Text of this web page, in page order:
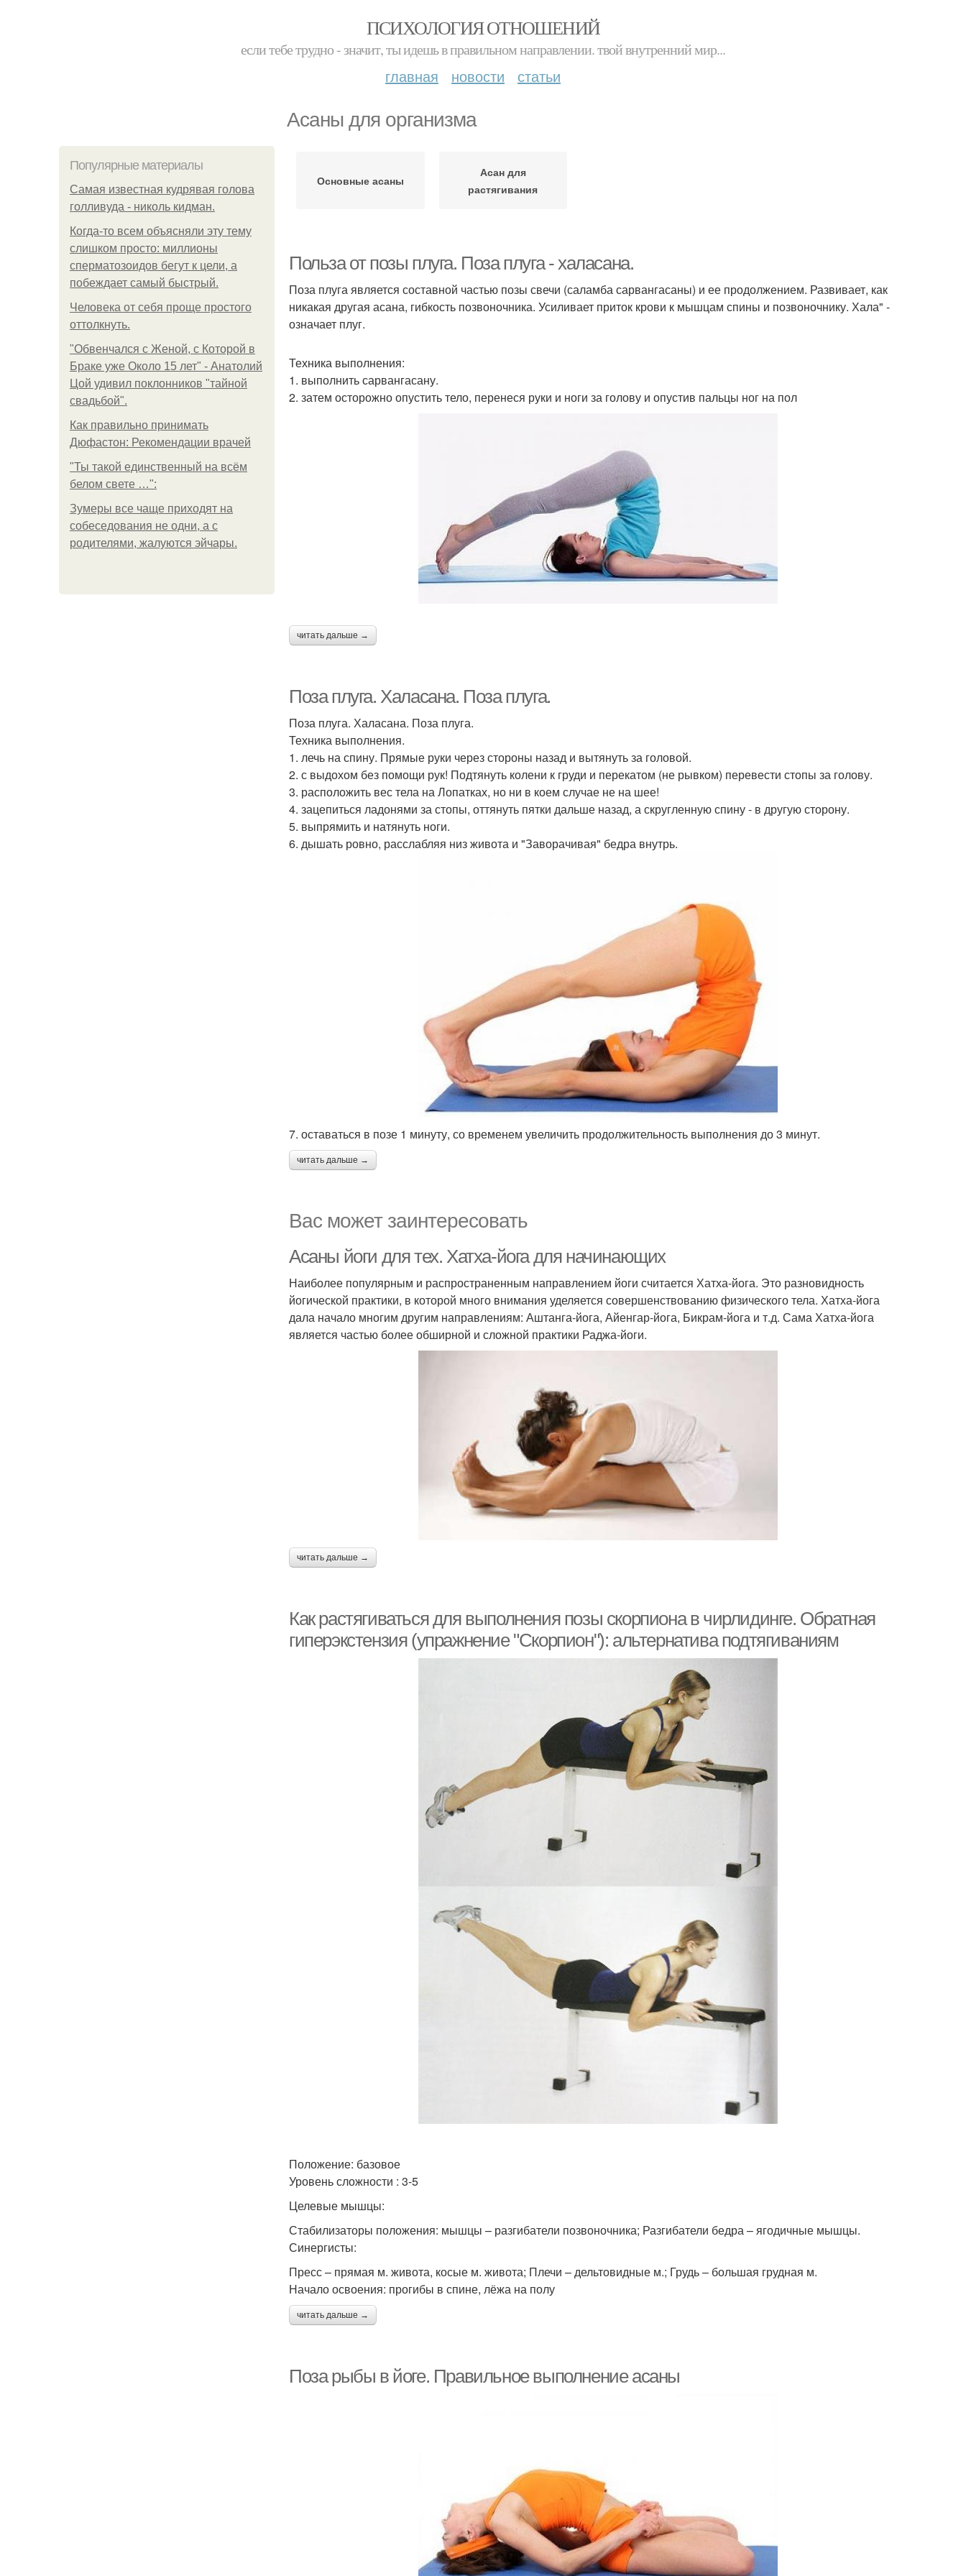
ПСИХОЛОГИЯ ОТНОШЕНИЙ
если тебе трудно - значит, ты идешь в правильном направлении. твой внутренний мир...
главная новости статьи
Асаны для организма
Популярные материалы
Самая известная кудрявая голова
голливуда - николь кидман.
Когда-то всем объясняли эту тему
слишком просто: миллионы
сперматозоидов бегут к цели, а
побеждает самый быстрый.
Человека от себя проще простого
оттолкнуть.
"Обвенчался с Женой, с Которой в
Браке уже Около 15 лет" - Анатолий
Цой удивил поклонников "тайной
свадьбой".
Как правильно принимать
Дюфастон: Рекомендации врачей
"Ты такой единственный на всём
белом свете …":
Зумеры все чаще приходят на
собеседования не одни, а с
родителями, жалуются эйчары.
Основные асаны
Асан для
растягивания
Польза от позы плуга. Поза плуга - халасана.
Поза плуга является составной частью позы свечи (саламба сарвангасаны) и ее продолжением. Развивает, как
никакая другая асана, гибкость позвоночника. Усиливает приток крови к мышцам спины и позвоночнику. Хала" -
означает плуг.
Техника выполнения:
1. выполнить сарвангасану.
2. затем осторожно опустить тело, перенеся руки и ноги за голову и опустив пальцы ног на пол
читать дальше →
Поза плуга. Халасана. Поза плуга.
Поза плуга. Халасана. Поза плуга.
Техника выполнения.
1. лечь на спину. Прямые руки через стороны назад и вытянуть за головой.
2. с выдохом без помощи рук! Подтянуть колени к груди и перекатом (не рывком) перевести стопы за голову.
3. расположить вес тела на Лопатках, но ни в коем случае не на шее!
4. зацепиться ладонями за стопы, оттянуть пятки дальше назад, а скругленную спину - в другую сторону.
5. выпрямить и натянуть ноги.
6. дышать ровно, расслабляя низ живота и "Заворачивая" бедра внутрь.
7. оставаться в позе 1 минуту, со временем увеличить продолжительность выполнения до 3 минут.
читать дальше →
Вас может заинтересовать
Асаны йоги для тех. Хатха-йога для начинающих
Наиболее популярным и распространенным направлением йоги считается Хатха-йога. Это разновидность
йогической практики, в которой много внимания уделяется совершенствованию физического тела. Хатха-йога
дала начало многим другим направлениям: Аштанга-йога, Айенгар-йога, Бикрам-йога и т.д. Сама Хатха-йога
является частью более обширной и сложной практики Раджа-йоги.
читать дальше →
Как растягиваться для выполнения позы скорпиона в чирлидинге. Обратная
гиперэкстензия (упражнение "Скорпион"): альтернатива подтягиваниям
Положение: базовое
Уровень сложности : 3-5
Целевые мышцы:
Стабилизаторы положения: мышцы – разгибатели позвоночника; Разгибатели бедра – ягодичные мышцы.
Синергисты:
Пресс – прямая м. живота, косые м. живота; Плечи – дельтовидные м.; Грудь – большая грудная м.
Начало освоения: прогибы в спине, лёжа на полу
читать дальше →
Поза рыбы в йоге. Правильное выполнение асаны